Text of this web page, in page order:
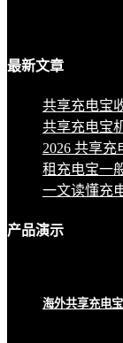
最新文章
共享充电宝
共享充电宝
2026 共享
租充电宝一
一文读懂充
产品演示
海外共享充电